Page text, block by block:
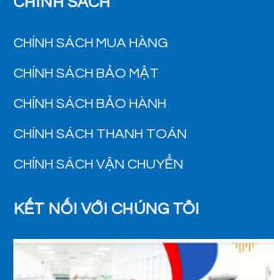
CHÍNH SÁCH MUA HÀNG
CHÍNH SÁCH BẢO MẬT
CHÍNH SÁCH BẢO HÀNH
CHÍNH SÁCH THANH TOÁN
CHÍNH SÁCH VẬN CHUYỂN
KẾT NỐI VỚI CHÚNG TÔI